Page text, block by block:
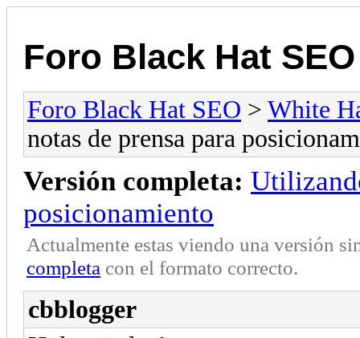
Foro Black Hat SEO
Foro Black Hat SEO > White
notas de prensa para
Versión completa:
posicionamiento
Actualmente estas viendo una versión
completa con el formato correcto.
cbblogger